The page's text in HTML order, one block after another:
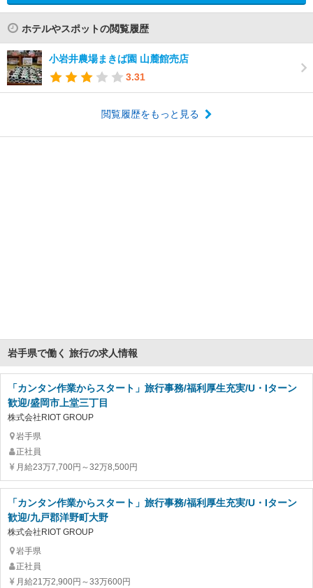
ホテルやスポットの閲覧履歴
小岩井農場まきば園 山麓館売店
3.31
閲覧履歴をもっと見る
岩手県で働く 旅行の求人情報
「カンタン作業からスタート」旅行事務/福利厚生充実/U・Iターン
歓迎/盛岡市上堂三丁目
株式会社RIOT GROUP
岩手県
正社員
月給23万7,700円～32万8,500円
「カンタン作業からスタート」旅行事務/福利厚生充実/U・Iターン
歓迎/九戸郡洋野町大野
株式会社RIOT GROUP
岩手県
正社員
月給21万2,900円～33万600円